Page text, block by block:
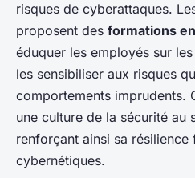
risques de cyberattaques.
proposent des formations
éduquer les employés sur
les sensibiliser aux risques
comportements imprudents.
une culture de la sécurité au
renforçant ainsi sa résilience
cybernétiques.